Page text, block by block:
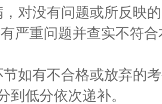
对没有问题或所反映
严重问题并查实不符
如有不合格或放弃的
到低分依次递补。